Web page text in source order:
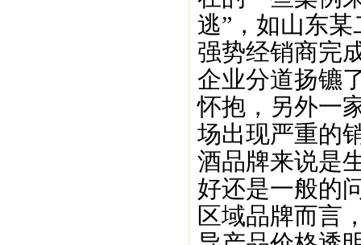
逃”，如山东
强势经销商完
企业分道扬镳
怀抱，另外一
场出现严重的
酒品牌来说是
好还是一般的
区域品牌而言